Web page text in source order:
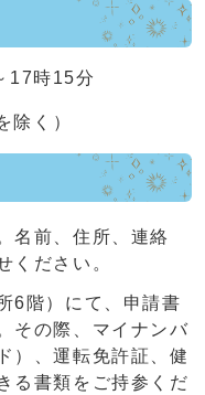
17時15分
除く）
名前、住所、連絡
ください。
6階）にて、申請書
その際、マイナンバ
）、運転免許証、健
る書類をご持参くだ